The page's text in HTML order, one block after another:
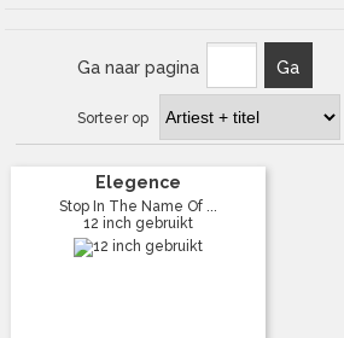
Ga naar pagina Ga
Sorteer op
Elegence
Stop In The Name Of ...
12 inch gebruikt